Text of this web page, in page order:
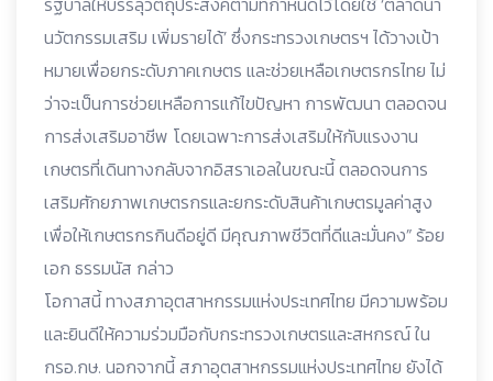
นวัตกรรมเสริม เพิ่มรายได้’ ซึ่งกระทรวงเกษตรฯ ได้วางเป้า
หมายเพื่อยกระดับภาคเกษตร และช่วยเหลือเกษตรกรไทย ไม่
ว่าจะเป็นการช่วยเหลือการแก้ไขปัญหา การพัฒนา ตลอดจน
การส่งเสริมอาชีพ โดยเฉพาะการส่งเสริมให้กับแรงงาน
เกษตรที่เดินทางกลับจากอิสราเอลในขณะนี้ ตลอดจนการ
เสริมศักยภาพเกษตรกรและยกระดับสินค้าเกษตรมูลค่าสูง
เพื่อให้เกษตรกรกินดีอยู่ดี มีคุณภาพชีวิตที่ดีและมั่นคง” ร้อย
เอก ธรรมนัส กล่าว
โอกาสนี้ ทางสภาอุตสาหกรรมแห่งประเทศไทย มีความพร้อม
และยินดีให้ความร่วมมือกับกระทรวงเกษตรและสหกรณ์ ใน
กรอ.กษ. นอกจากนี้ สภาอุตสาหกรรมแห่งประเทศไทย ยังได้